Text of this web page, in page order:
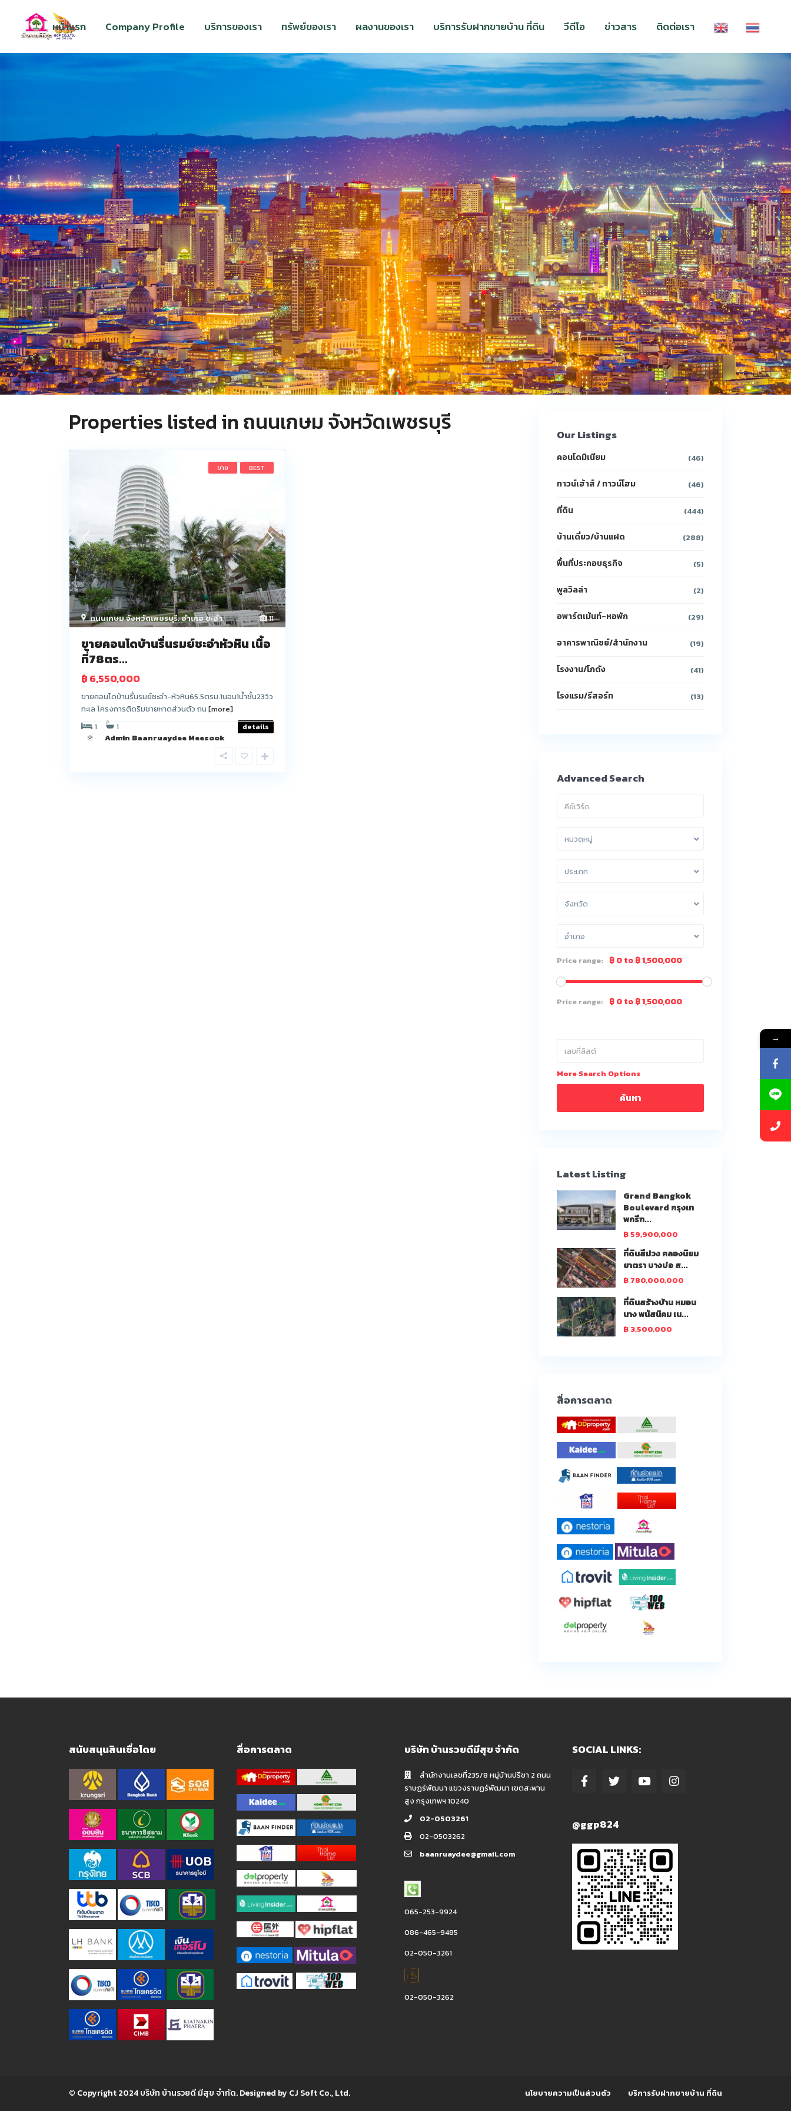
หน้าแรก Company Profile บริการของเรา ทรัพย์ของเรา ผลงานของเรา บริการรับฝากขายบ้าน ที่ดิน วีดีโอ ข่าวสาร ติดต่อเรา
Properties listed in ถนนเกษม จังหวัดเพชรบุรี
11
ถนนเกษม จังหวัดเพชรบุรี,อำเภอ ชะอำ
ขาย BEST
ขายคอนโดบ้านรื่นรมย์ชะอำหัวหิน เนื้อ
ที่้78ตร...
฿ 6,550,000
ขายคอนโดบ้านรื่นรมย์ชะอำ-หัวหิน65.5ตรม.1นอน1น้ำชั้น23วิว
ทะเล โครงการติดริมชายหาดส่วนตัว ถน [more]
1
1 details
Admin Baanruaydee Meesook
Our Listings
คอนโดมิเนียม (46)
ทาวน์เฮ้าส์ / ทาวน์โฮม (46)
ที่ดิน (444)
บ้านเดี่ยว/บ้านแฝด (288)
พื้นที่ประกอบธุรกิจ (5)
พูลวิลล่า (2)
อพาร์ตเม้นท์-หอพัก (29)
อาคารพาณิชย์/สำนักงาน (19)
โรงงาน/โกดัง (41)
โรงแรม/รีสอร์ท (13)
Advanced Search
หมวดหมู่
ประเภท
จังหวัด
อำเภอ
Price range: ฿ 0 to ฿ 1,500,000
Price range: ฿ 0 to ฿ 1,500,000
More Search Options
ค้นหา
Latest Listing
Grand Bangkok
Boulevard กรุงเท
พกรีฑ...
฿ 59,900,000
ที่ดินสีม่วง คลองนิยม
ยาตรา บางบ่อ ส...
฿ 780,000,000
ที่ดินสร้างบ้าน หมอน
นาง พนัสนิคม เน...
฿ 3,500,000
สื่อการตลาด
สนับสนุนสินเชื่อโดย สื่อการตลาด บริษัท บ้านรวยดีมีสุข จำกัด
สำนักงานเลขที่235/8 หมู่บ้านปรีชา 2 ถนน
ราษฏร์พัฒนา แขวงราษฏร์พัฒนา เขตสะพาน
สูง กรุงเทพฯ 10240
02-0503261
02-0503262
baanruaydee@gmail.com
065-253-9924
086-465-9485
02-050-3261
02-050-3262
SOCIAL LINKS:
@ggp824
© Copyright 2024 บริษัท บ้านรวยดี มีสุข จำกัด. Designed by CJ Soft Co., Ltd. นโยบายความเป็นส่วนตัว บริการรับฝากขายบ้าน ที่ดิน
→